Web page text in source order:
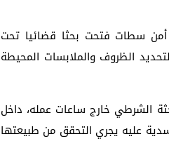
أمن سطات فتحت بحثا قضائيا تحت
الجمعة 20 مارس الجاري، وذلك لتحديد الظروف والملابسات المحيطة
الشرطي خارج ساعات عمله، داخل
عليه يجري التحقق من طبيعتها